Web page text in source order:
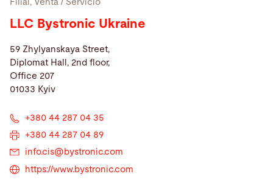
Filial, Venta / Servicio
LLC Bystronic Ukraine
59 Zhylyanskaya Street,
Diplomat Hall, 2nd floor,
Office 207
01033 Kyiv
+380 44 287 04 35
+380 44 287 04 89
info.cis@ bystronic.com
https://www.bystronic.com